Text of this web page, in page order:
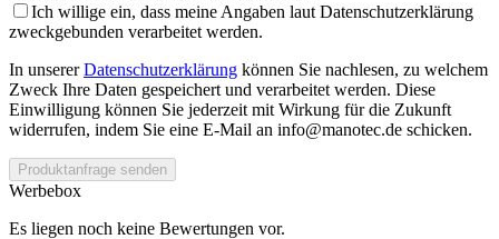
Ich willige ein, dass meine Angaben laut Datenschutzerklärung
zweckgebunden verarbeitet werden.
In unsererDatenschutzerklärung können Sie nachlesen, zu welchem
Zweck Ihre Daten gespeichert und verarbeitet werden. Diese
Einwilligung können Sie jederzeit mit Wirkung für die Zukunft
widerrufen, indem Sie eine E-Mail an info@manotec.de schicken.
Produktanfrage senden
Werbebox
Es liegen noch keine Bewertungen vor.